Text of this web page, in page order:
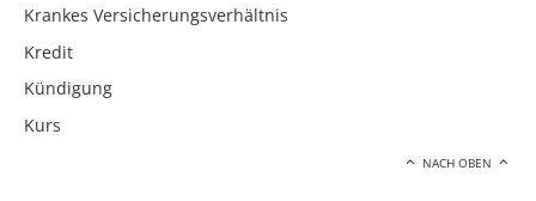
Krankes Versicherungsverhältnis
Kredit
Kündigung
Kurs
NACH OBEN